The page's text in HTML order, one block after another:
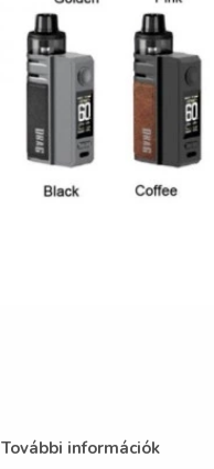
További információk